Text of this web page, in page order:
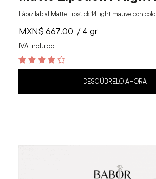
Lápiz labial Matte Lipstick 14 light mauve con
MXN$ 667.00
IVA incluido
/ 4 gr
4
DESCÚBRELO AHORA